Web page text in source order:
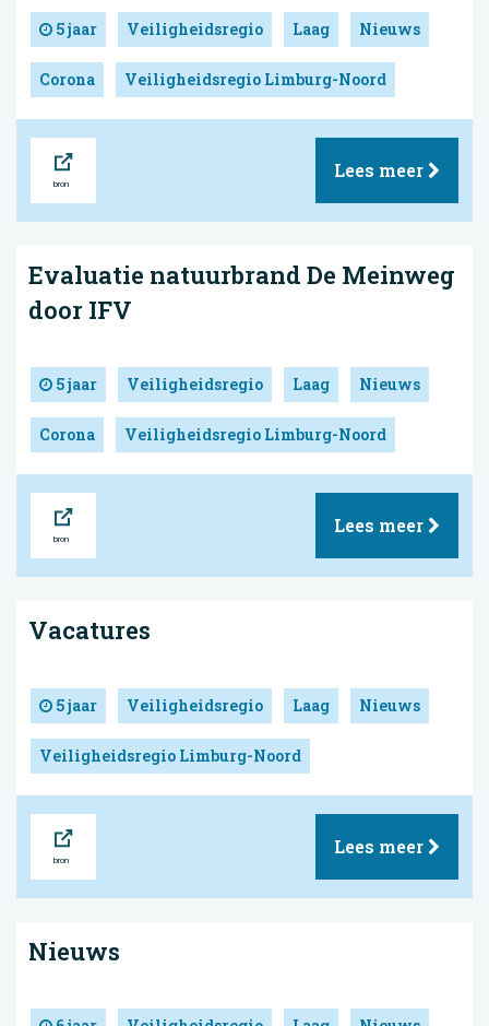
5 jaar Veiligheidsregio Laag Nieuws
Corona Veiligheidsregio Limburg-Noord
Lees meer
Evaluatie natuurbrand De Meinweg
door IFV
5 jaar Veiligheidsregio Laag Nieuws
Corona Veiligheidsregio Limburg-Noord
Lees meer
Vacatures
5 jaar Veiligheidsregio Laag Nieuws
Veiligheidsregio Limburg-Noord
Lees meer
Nieuws